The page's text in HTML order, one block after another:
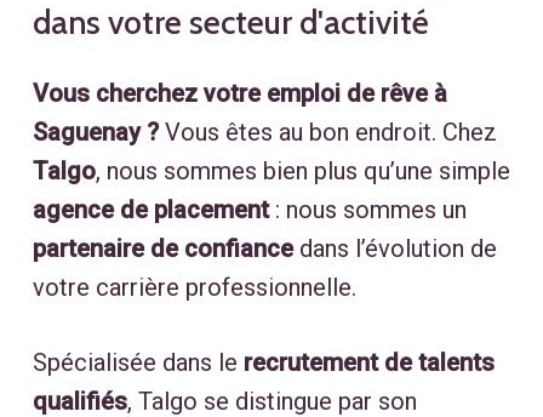
dans votre secteur d'activité
Vous cherchez votre emploi de rêve à
Saguenay ?Vous êtes au bon endroit. Chez
Talgo, nous sommes bien plus qu’une simple
agence de placement: nous sommes un
partenaire de confiancedans l’évolution de
votre carrière professionnelle.
Spécialisée dans le recrutement de talents
qualifiés, Talgo se distingue par son